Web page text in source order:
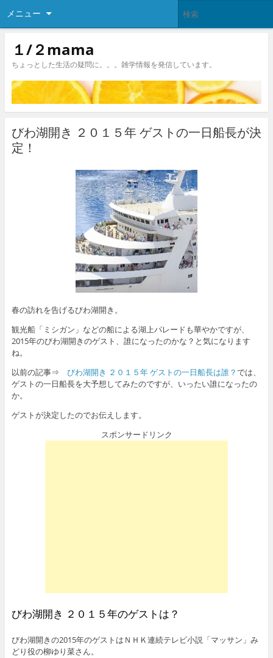
メニュー
１/２mama
ちょっとした生活の疑問に。。。雑学情報を発信しています。
びわ湖開き ２０１５年 ゲストの一日船長が決
定！
春の訪れを告げるびわ湖開き。
観光船「ミシガン」などの船による湖上パレードも華やかですが、
2015年のびわ湖開きのゲスト、誰になったのかな？と気になります
ね。
以前の記事⇒ びわ湖開き ２０１５年 ゲストの一日船長は誰？では、
ゲストの一日船長を大予想してみたのですが、いったい誰になったの
か。
ゲストが決定したのでお伝えします。
スポンサードリンク
びわ湖開き ２０１５年のゲストは？
びわ湖開きの2015年のゲストはＮＨＫ連続テレビ小説「マッサン」み
どり役の柳ゆり菜さん。